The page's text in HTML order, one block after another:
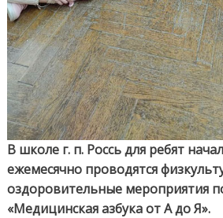
В школе г. п. Россь для ребят
ежемесячно проводятся
оздоровительные мероприятия
«Медицинская азбука от А до Я».